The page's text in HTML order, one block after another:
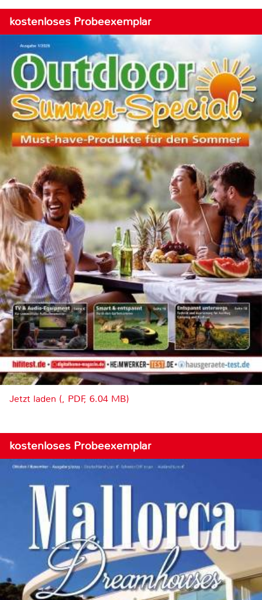
kostenloses Probeexemplar
Jetzt laden (, PDF, 6.04 MB)
kostenloses Probeexemplar